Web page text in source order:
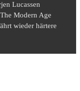
Lucassen
Modern Age
wieder härtere